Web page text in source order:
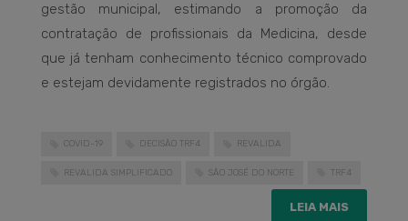
gestão municipal, estimando a promoção da
contratação de profissionais da Medicina, desde
que já tenham conhecimento técnico comprovado
e estejam devidamente registrados no órgão.
COVID-19 DECISÃO TRF4 REVALIDA
REVALIDA SIMPLIFICADO SÃO JOSÉ DO NORTE TRF4
LEIA MAIS